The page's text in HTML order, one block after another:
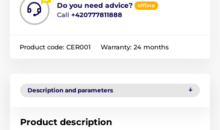
Do you need advice? offline
Call +420777811888
Product code: CER001 Warranty: 24 months
Description and parameters
Product description